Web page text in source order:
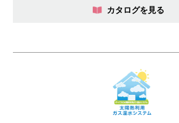
カタログを見る